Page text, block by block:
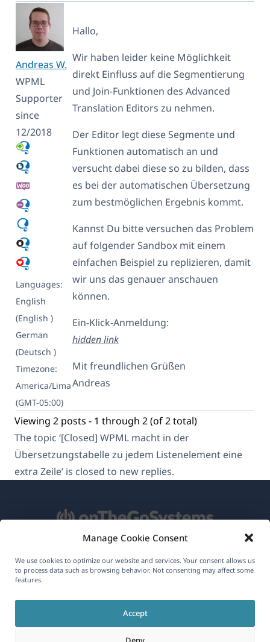
Manage Cookie Consent
We use cookies to optimize our website and services. Your consent allows us
to process data such as browsing behavior. Not consenting may affect some
features.
Accept
Andreas W.
WPML
Supporter
since
12/2018
Languages:
English
(English )
German
(Deutsch )
Timezone:
America/Lima
(GMT-05:00)
Hallo,
Wir haben leider keine Möglichkeit
direkt Einfluss auf die Segmentierung
und Join-Funktionen des Advanced
Translation Editors zu nehmen.
Der Editor legt diese Segmente und
Funktionen automatisch an und
versucht dabei diese so zu bilden, dass
es bei der automatischen Übersetzung
zum bestmöglichen Ergebnis kommt.
Kannst Du bitte versuchen das Problem
auf folgender Sandbox mit einem
einfachen Beispiel zu replizieren, damit
wir uns das genauer anschauen
können.
Ein-Klick-Anmeldung:
hidden link
Mit freundlichen Grüßen
Andreas
Viewing 2 posts - 1 through 2 (of 2 total)
The topic ‘[Closed] WPML macht in der
Übersetzungstabelle zu jedem Listenelement eine
extra Zeile’ is closed to new replies.
About WPML
Join Our Team(opens
(opens(opens(opens